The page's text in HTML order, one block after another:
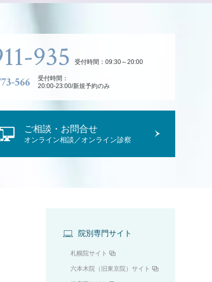
935 受付時間：09:30～20:00
566
受付時間：
20:00-23:00/新規予約のみ
ご相談・お問合せ
オンライン相談／オンライン診察
院別専門サイト
札幌院サイト
六本木院（旧東京院）サイト